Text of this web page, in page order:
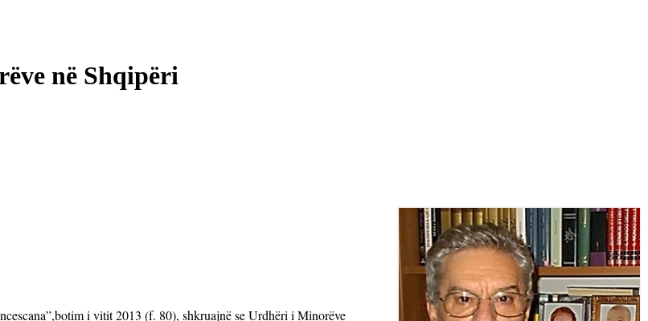
në Shqipëri
i vitit 2013 (f. 80), shkruajnë se Urdhëri i Minorëve